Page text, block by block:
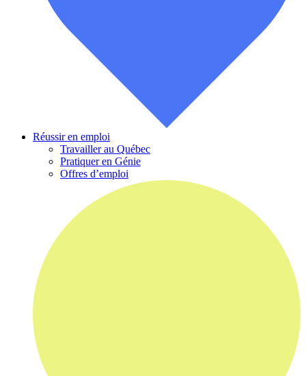
Réussir en emploi
Travailler au Québec
Pratiquer en Génie
Offres d’emploi